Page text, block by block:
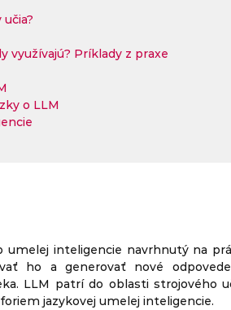
využívajú? Príklady z praxe
o LLM
inteligencie navrhnutý na
ho a generovať nové
LLM patrí do oblasti strojového
jazykovej umelej inteligencie.